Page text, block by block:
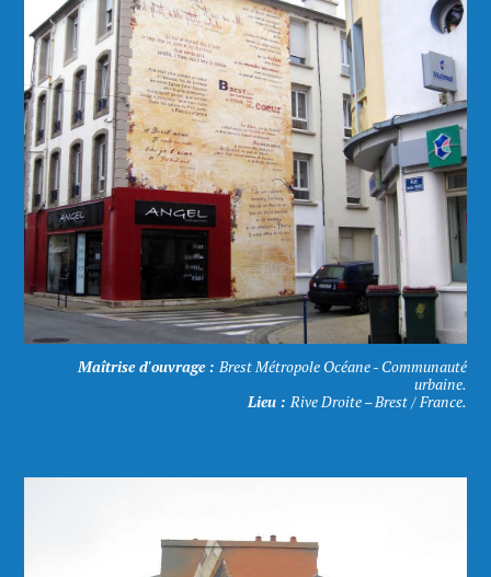
Maîtrise d'ouvrage : Brest Métropole Océane - Communauté
urbaine.
Lieu : Rive Droite – Brest / France.